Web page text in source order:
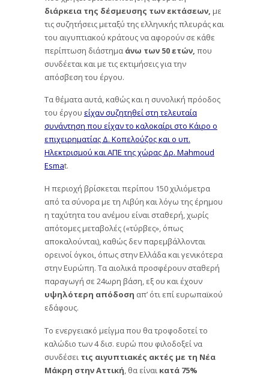
διάρκεια της δέσμευσης των εκτάσεων, με
τις συζητήσεις μεταξύ της ελληνικής πλευράς και
του αιγυπτιακού κράτους να αφορούν σε κάθε
περίπτωση διάστημα άνω των 50 ετών, που
συνδέεται και με τις εκτιμήσεις για την
απόσβεση του έργου.
Τα θέματα αυτά, καθώς και η συνολική πρόοδος
του έργου είχαν συζητηθεί στη τελευταία
συνάντηση που είχαν το καλοκαίρι στο Κάιρο ο
επιχειρηματίας Δ. Κοπελούζος και ο υπ.
Ηλεκτρισμού και ΑΠΕ της χώρας Δρ. Mahmoud
Esmat.
Η περιοχή βρίσκεται περίπου 150 χιλιόμετρα
από τα σύνορα με τη Λιβύη και λόγω της έρημου
η ταχύτητα του ανέμου είναι σταθερή, χωρίς
απότομες μεταβολές («τύρβες», όπως
αποκαλούνται), καθώς δεν παρεμβάλλονται
ορεινοί όγκοι, όπως στην Ελλάδα και γενικότερα
στην Ευρώπη. Τα αιολικά προσφέρουν σταθερή
παραγωγή σε 24ωρη βάση, εξ ου και έχουν
υψηλότερη απόδοση απ’ ότι επί ευρωπαϊκού
εδάφους.
Το ενεργειακό μείγμα που θα τροφοδοτεί το
καλώδιο των 4 δισ. ευρώ που φιλοδοξεί να
συνδέσει τις αιγυπτιακές ακτές με τη Νέα
Μάκρη στην Αττική , θα είναι κατά 75%